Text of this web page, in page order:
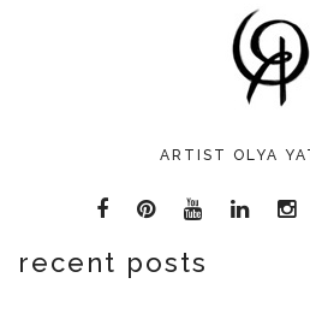
ARTIST OLYA
recent posts